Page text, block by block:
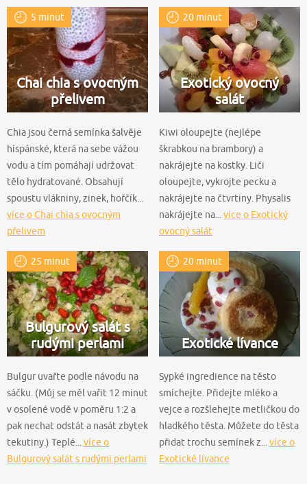
5 minut
Chai chia s ovocným
přelivem
Chia jsou černá semínka šalvěje
hispánské, která na sebe vážou
vodu a tím pomáhají udržovat
tělo hydratované. Obsahují
spoustu vlákniny, zinek, hořčík...
více o Chai chia s ovocným
přelivem
20 minut
Exotický ovocný
salát
Kiwi oloupejte (nejlépe
škrabkou na brambory) a
nakrájejte na kostky. Liči
oloupejte, vykrojte pecku a
nakrájejte na čtvrtiny. Physalis
nakrájejte na... více o Exotický
ovocný salát
25 minut
Bulgurový salát s
rudými perlami
Bulgur uvařte podle návodu na
sáčku. (Můj se měl vařit 12 minut
v osolené vodě v poměru 1:2 a
pak nechat odstát a nasát zbytek
tekutiny.) Teplé...více o
Bulgurový salát s rudými perlami
20 minut
Exotické lívance
Sypké ingredience na těsto
smíchejte. Přidejte mléko a
vejce a rozšlehejte metličkou do
hladkého těsta. Můžete do těsta
přidat trochu semínek z...více o
Exotické lívance